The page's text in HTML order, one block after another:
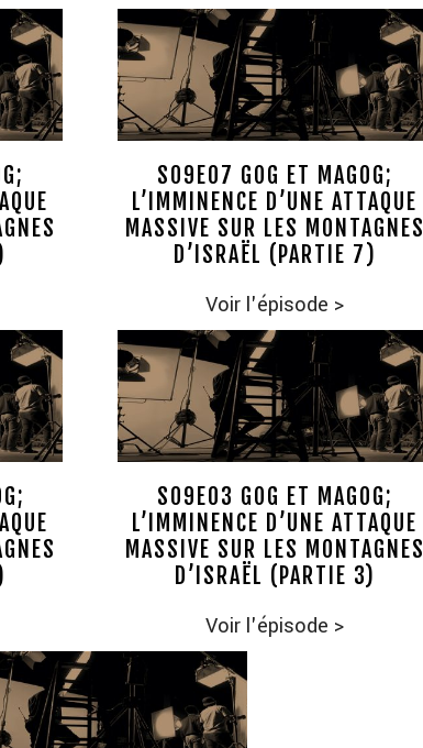
S09E07 GOG ET MAGOG;
L’IMMINENCE D’UNE ATTAQUE
MASSIVE SUR LES MONTAGNES
D’ISRAËL (PARTIE 7)
Voir l'épisode >
S09E03 GOG ET MAGOG;
L’IMMINENCE D’UNE ATTAQUE
MASSIVE SUR LES MONTAGNES
D’ISRAËL (PARTIE 3)
Voir l'épisode >